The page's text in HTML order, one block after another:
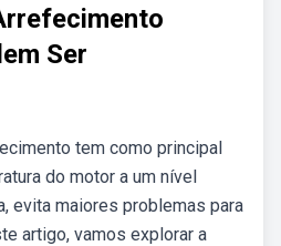
Ser
tem como principal
do motor a um nível
evita maiores problemas para
artigo, vamos explorar a